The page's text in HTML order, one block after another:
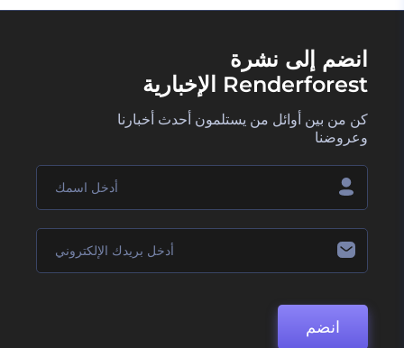
انضم إلى نشرة
Renderforest الإخبارية
كن من بين أوائل من يستلمون أحدث أخبارنا
وعروضنا
انضم